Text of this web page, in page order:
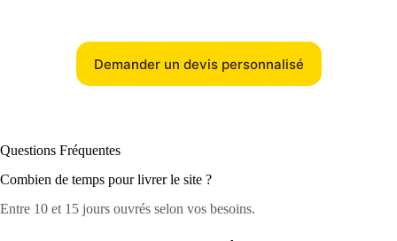
Demander un devis personnalisé
Questions Fréquentes
Combien de temps pour livrer le site ?
Entre 10 et 15 jours ouvrés selon vos besoins.